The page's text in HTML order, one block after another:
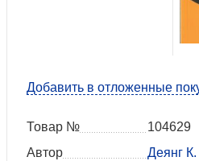
Добавить в отложенные
Товар №
104629
Автор
Деянг К.